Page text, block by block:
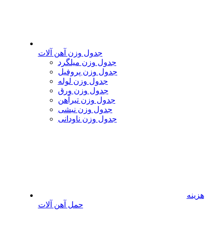
جدول وزن آهن آلات
جدول وزن میلگرد
جدول وزن پروفیل
جدول وزن لوله
جدول وزن ورق
جدول وزن تیرآهن
جدول وزن نبشی
جدول وزن ناودانی
هزینه
حمل آهن آلات